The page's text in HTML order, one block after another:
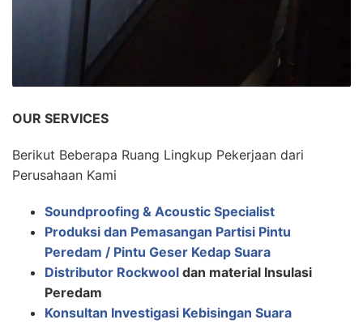
OUR SERVICES
Berikut Beberapa Ruang Lingkup Pekerjaan dari
Perusahaan Kami
Soundproofing & Acoustic Specialist
Produksi dan Pemasangan Partisi Pintu
Peredam / Pintu Geser Kedap Suara
Distributor Rockwool dan material Insulasi
Peredam
Konsultan Investigasi Kebisingan Suara